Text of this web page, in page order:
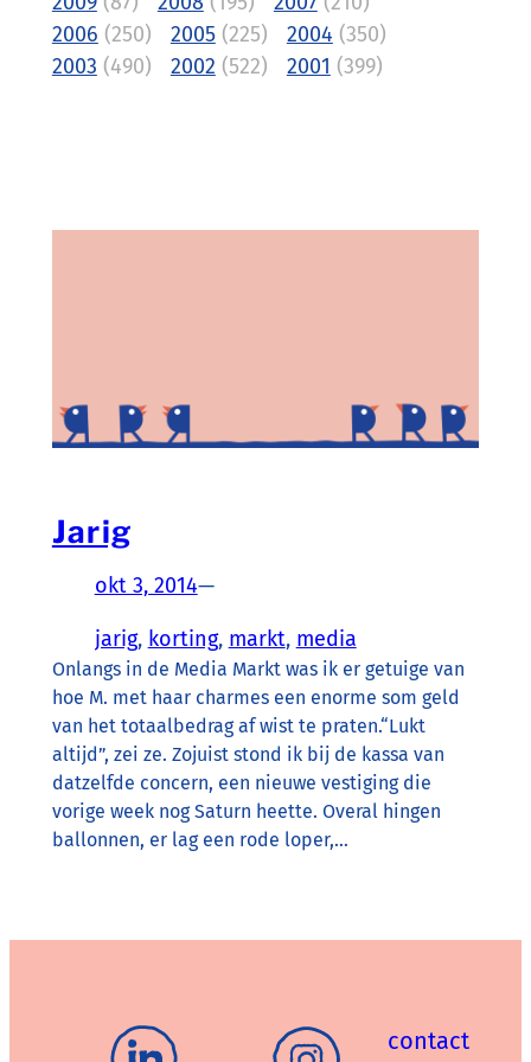
2006 (250) 2005(225) 2004 (350)
2003 (490) 2002 (522) 2001 (399)
Jarig
okt 3, 2014—
jarig, korting, markt, media
Onlangs in de Media Markt was ik er getuige van
hoe M. met haar charmes een enorme som geld
van het totaalbedrag af wist te praten.“Lukt
altijd”, zei ze. Zojuist stond ik bij de kassa van
datzelfde concern, een nieuwe vestiging die
vorige week nog Saturn heette. Overal hingen
ballonnen, er lag een rode loper,…
contact